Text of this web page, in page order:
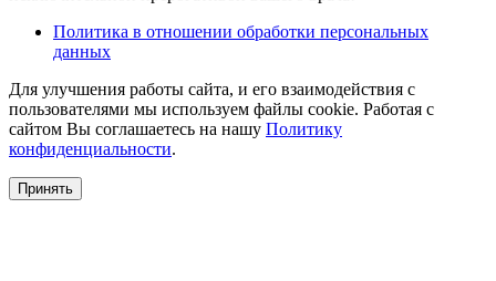
Политика в отношении обработки персональных
данных
Для улучшения работы сайта, и его взаимодействия с
пользователями мы используем файлы cookie. Работая с
сайтом Вы соглашаетесь на нашу Политику
конфиденциальности.
Принять